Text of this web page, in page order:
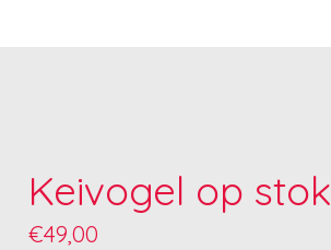
Keivogel op stok
€49,00